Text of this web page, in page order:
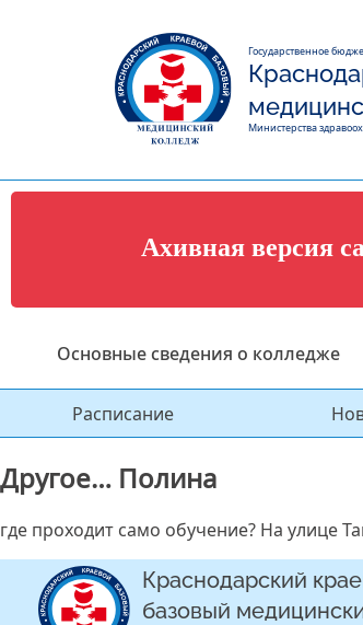
Государственное
Министерства
Ахивная версия
Основные сведения о колледже
Расписание
Другое… Полина
где проходит само обучение? На улице
Краснодарский
базовый